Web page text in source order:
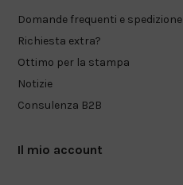
Domande frequenti e spedizione
Richiesta extra?
Ottimo per la stampa
Notizie
Consulenza B2B
Il mio account